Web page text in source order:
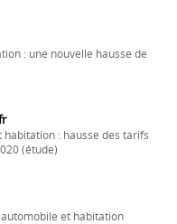
: une nouvelle hausse de
: hausse des tarifs
(étude)
et habitation